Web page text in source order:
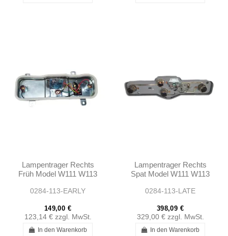
Lampentrager Rechts
Früh Model W111 W113
0284-113-EARLY
149,00 €
123,14 € zzgl. MwSt.
In den Warenkorb
Lampentrager Rechts
Spat Model W111 W113
0284-113-LATE
398,09 €
329,00 € zzgl. MwSt.
In den Warenkorb